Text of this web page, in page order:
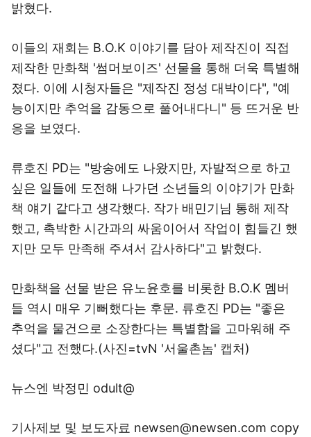
밝혔다.
이들의 재회는 B.O.K 이야기를 담아 제작진이 직접
제작한 만화책 '썸머보이즈' 선물을 통해 더욱 특별해
졌다. 이에 시청자들은 "제작진 정성 대박이다", "예
능이지만 추억을 감동으로 풀어내다니" 등 뜨거운 반
응을 보였다.
류호진 PD는 "방송에도 나왔지만, 자발적으로 하고
싶은 일들에 도전해 나가던 소년들의 이야기가 만화
책 얘기 같다고 생각했다. 작가 배민기님 통해 제작
했고, 촉박한 시간과의 싸움이어서 작업이 힘들긴 했
지만 모두 만족해 주셔서 감사하다"고 밝혔다.
만화책을 선물 받은 유노윤호를 비롯한 B.O.K 멤버
들 역시 매우 기뻐했다는 후문. 류호진 PD는 "좋은
추억을 물건으로 소장한다는 특별함을 고마워해 주
셨다"고 전했다.(사진=tvN '서울촌놈' 캡처)
뉴스엔 박정민 odult@
기사제보 및 보도자료 newsen@newsen.com copy